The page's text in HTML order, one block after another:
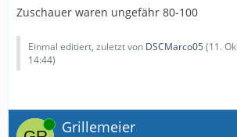
Zuschauer waren ungefähr 80-100
Einmal editiert, zuletzt von DSCMarco05 (11.
14:44)
Online Grillemeier